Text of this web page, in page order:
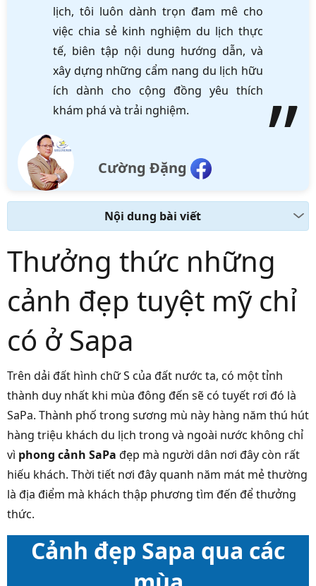
lịch, tôi luôn dành trọn đam mê cho
việc chia sẻ kinh nghiệm du lịch thực
tế, biên tập nội dung hướng dẫn, và
xây dựng những cẩm nang du lịch hữu
ích dành cho cộng đồng yêu thích
khám phá và trải nghiệm.
Cường Đặng
Nội dung bài viết
Thưởng thức những
cảnh đẹp tuyệt mỹ chỉ
có ở Sapa
Trên dải đất hình chữ S của đất nước ta, có một tỉnh
thành duy nhất khi mùa đông đến sẽ có tuyết rơi đó là
SaPa. Thành phố trong sương mù này hàng năm thú hút
hàng triệu khách du lịch trong và ngoài nước không chỉ
vì phong cảnh SaPa đẹp mà người dân nơi đây còn rất
hiếu khách. Thời tiết nơi đây quanh năm mát mẻ thường
là địa điểm mà khách thập phương tìm đến để thưởng
thức.
Cảnh đẹp Sapa qua các